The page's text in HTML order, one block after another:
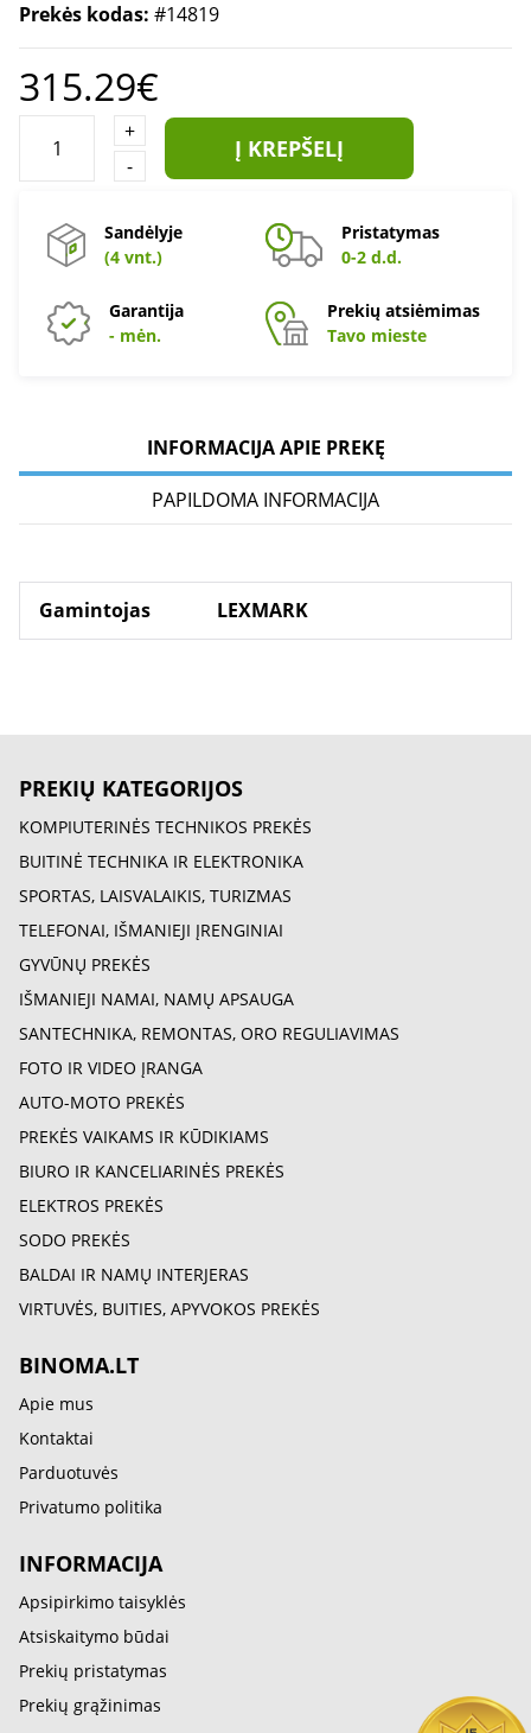
Prekės kodas: #14819
315.29€
+
-
Į KREPŠELĮ
Sandėlyje
(4 vnt.)
Pristatymas
0-2 d.d.
Garantija
- mėn.
Prekių atsiėmimas
Tavo mieste
INFORMACIJA APIE PREKĘ
PAPILDOMA INFORMACIJA
Gamintojas LEXMARK
PREKIŲ KATEGORIJOS
KOMPIUTERINĖS TECHNIKOS PREKĖS
BUITINĖ TECHNIKA IR ELEKTRONIKA
SPORTAS, LAISVALAIKIS, TURIZMAS
TELEFONAI, IŠMANIEJI ĮRENGINIAI
GYVŪNŲ PREKĖS
IŠMANIEJI NAMAI, NAMŲ APSAUGA
SANTECHNIKA, REMONTAS, ORO REGULIAVIMAS
FOTO IR VIDEO ĮRANGA
AUTO-MOTO PREKĖS
PREKĖS VAIKAMS IR KŪDIKIAMS
BIURO IR KANCELIARINĖS PREKĖS
ELEKTROS PREKĖS
SODO PREKĖS
BALDAI IR NAMŲ INTERJERAS
VIRTUVĖS, BUITIES, APYVOKOS PREKĖS
BINOMA.LT
Apie mus
Kontaktai
Parduotuvės
Privatumo politika
INFORMACIJA
Apsipirkimo taisyklės
Atsiskaitymo būdai
Prekių pristatymas
Prekių grąžinimas